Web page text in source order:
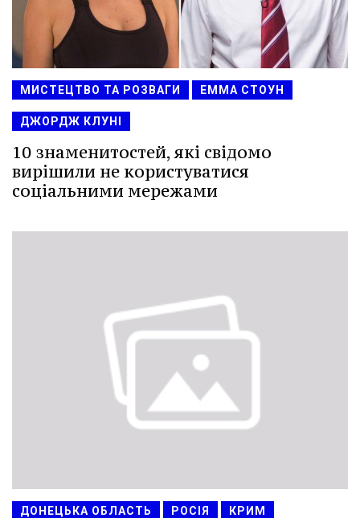
МИСТЕЦТВО ТА РОЗВАГИ ЕММА СТОУН
ДЖОРДЖ КЛУНІ
10 знаменитостей, які свідомо
вирішили не користуватися
соціальними мережами
ДОНЕЦЬКА ОБЛАСТЬ РОСІЯ КРИМ